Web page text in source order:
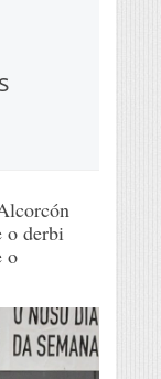
o derbi
o